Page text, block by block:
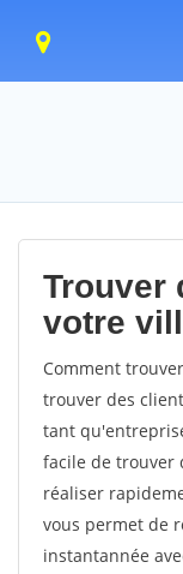
Trouver
votre
Comment
trouver des
tant
facile de trouver
réaliser
vous permet de
instantannée